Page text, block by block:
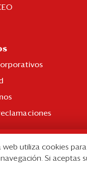
individual
web utiliza cookies
Si aceptas